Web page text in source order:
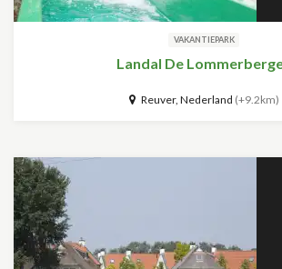
VAKANTIEPARK
Landal De
Reuver, Nederland (+9.2km)